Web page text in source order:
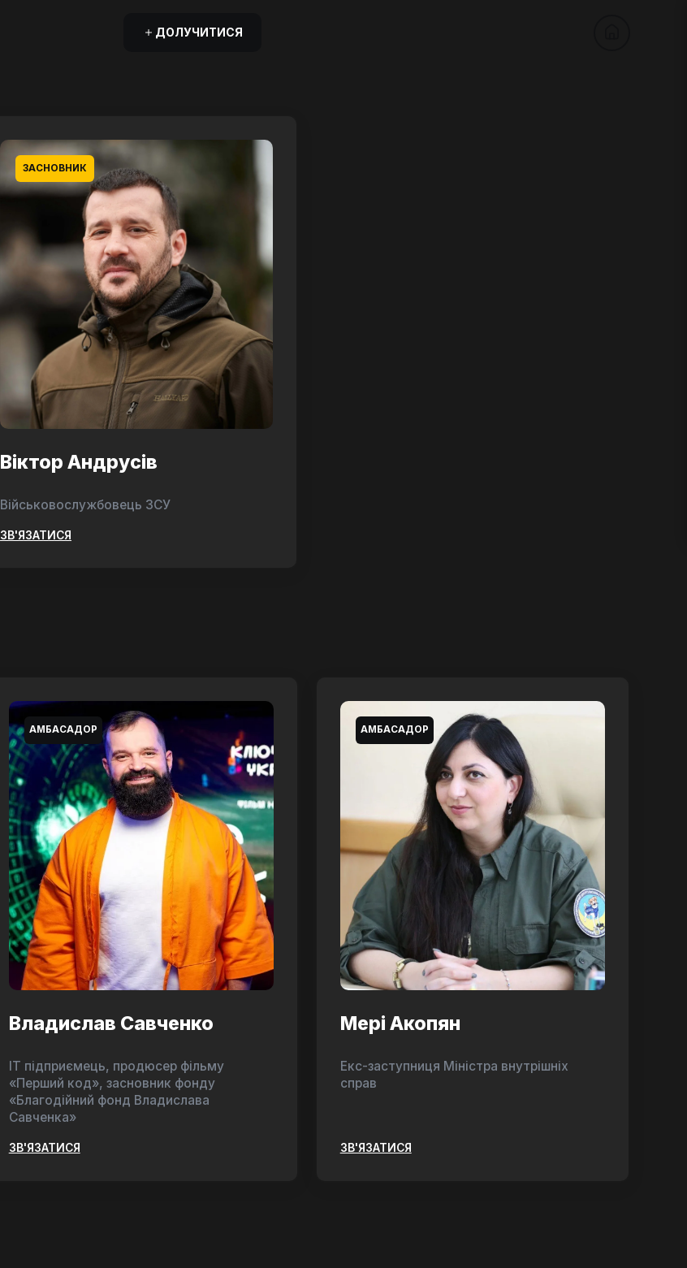
ДОЛУЧИТИСЯ
ЗАСНОВНИК
Віктор Андрусів
Військовослужбовець ЗСУ
ЗВ'ЯЗАТИСЯ
АМБАСАДОР
Владислав Савченко
ІТ підприємець, продюсер фільму
«Перший код», засновник фонду
«Благодійний фонд Владислава
Савченка»
ЗВ'ЯЗАТИСЯ
АМБАСАДОР
Мері Акопян
Екс-заступниця Міністра внутрішніх
справ
ЗВ'ЯЗАТИСЯ